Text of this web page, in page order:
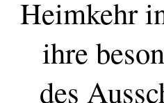
Heimkehr
ihre
des